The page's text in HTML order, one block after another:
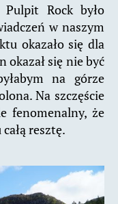
Rock było
w naszym
okazało się dla
okazał się nie być
na górze
Na szczęście
fenomenalny, że
resztę.